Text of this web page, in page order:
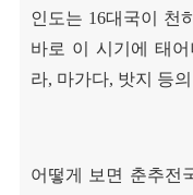
인도는 16대국이 천
바로 이 시기에 태
라, 마가다, 밧지 등
어떻게 보면 춘추전